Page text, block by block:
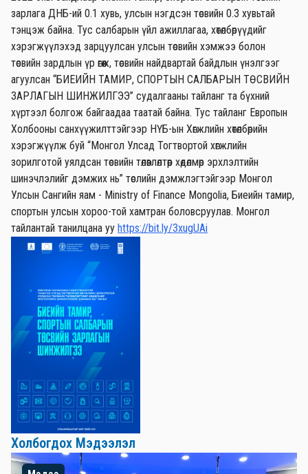
зарлага ДНБ-ий 0.1 хувь, улсын нэгдсэн төсвийн 0.3 хувьтай
тэнцэж байна. Тус салбарын үйл ажиллагаа, хөтөлбөрүүдийг
хэрэгжүүлэхэд зарцуулсан улсын төсвийн хэмжээ болон
төсвийн зардлын үр өгөөж, төсвийн найдвартай байдлын үнэлгээг
агуулсан “БИЕИЙН ТАМИР, СПОРТЫН САЛБАРЫН ТӨСВИЙН
ЗАРЛАГЫН ШИНЖИЛГЭЭ” судалгааны тайланг та бүхний
хүртээл болгож байгаадаа таатай байна. Тус тайланг Европын
Холбооны санхүүжилттэйгээр НҮБ-ын Хөгжлийн хөтөлбөрийн
хэрэгжүүлж буй “Монгол Улсад Тогтвортой хөгжлийн
зорилготой уялдсан төсвийн төлөвлөлтөөр хөдөлмөр эрхлэлтийн
шинэчлэлийг дэмжих нь” төслийн дэмжлэгтэйгээр Монгол
Улсын Сангийн яам - Ministry of Finance Mongolia, Биеийн тамир,
спортын улсын хороо-той хамтран боловсруулав. Монгол
тайлантай танилцана уу https://bit.ly/3xugUAi
Холбогдох Мэдээлэл